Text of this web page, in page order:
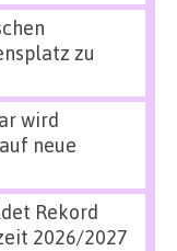
zu
wird
neue
Rekord
2026/2027